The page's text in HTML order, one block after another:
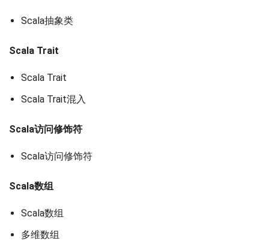
Scala抽象类
Scala Trait
Scala Trait
Scala Trait混入
Scala访问修饰符
Scala访问修饰符
Scala数组
Scala数组
多维数组